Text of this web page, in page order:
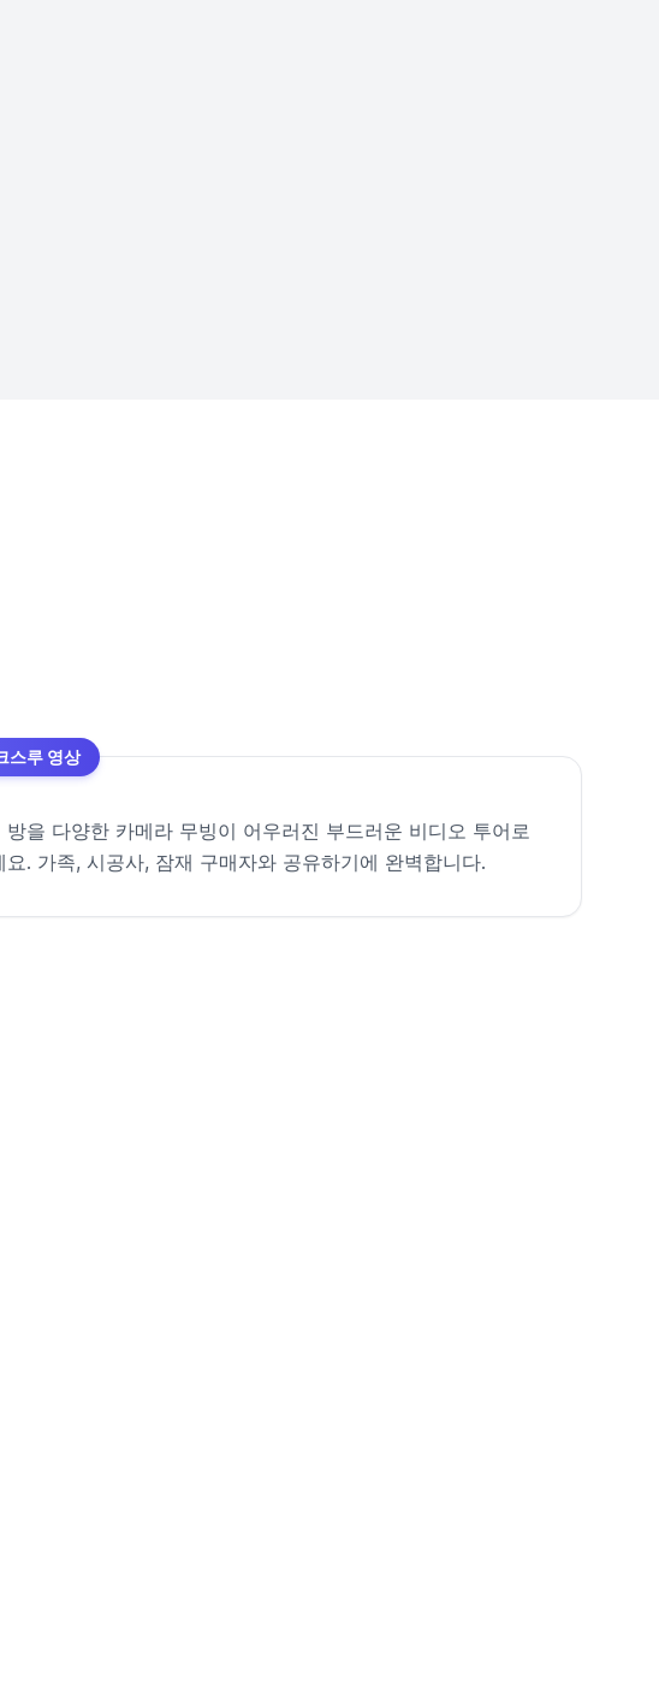
스루 영상
방을 다양한 카메라 무빙이 어우러진 부드러운 비디오 투어로
요. 가족, 시공사, 잠재 구매자와 공유하기에 완벽합니다.